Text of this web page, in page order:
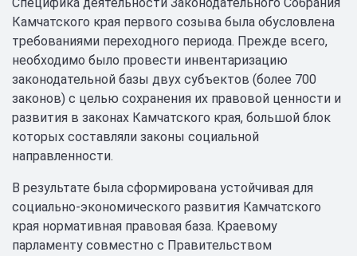
Камчатского края первого созыва была обусловлена
требованиями переходного периода. Прежде всего,
необходимо было провести инвентаризацию
законодательной базы двух субъектов (более 700
законов) с целью сохранения их правовой ценности и
развития в законах Камчатского края, большой блок
которых составляли законы социальной
направленности.
В результате была сформирована устойчивая для
социально-экономического развития Камчатского
края нормативная правовая база. Краевому
парламенту совместно с Правительством